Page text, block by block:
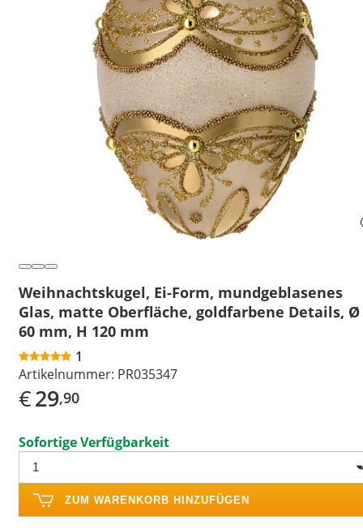
Weihnachtskugel, Ei-Form, mundgeblasenes
Glas, matte Oberfläche, goldfarbene Details, Ø
60 mm, H 120 mm
1
Artikelnummer: PR035347
€29,90
Sofortige Verfügbarkeit
ZUM WARENKORB HINZUFÜGEN